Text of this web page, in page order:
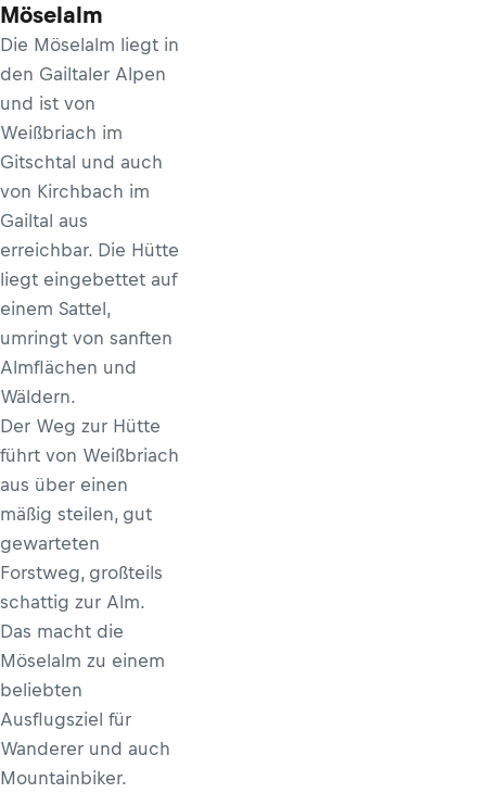
Möselalm
Die Möselalm liegt in
den Gailtaler Alpen
und ist von
Weißbriach im
Gitschtal und auch
von Kirchbach im
Gailtal aus
erreichbar. Die Hütte
liegt eingebettet auf
einem Sattel,
umringt von sanften
Almflächen und
Wäldern.
Der Weg zur Hütte
führt von Weißbriach
aus über einen
mäßig steilen, gut
gewarteten
Forstweg, großteils
schattig zur Alm.
Das macht die
Möselalm zu einem
beliebten
Ausflugsziel für
Wanderer und auch
Mountainbiker.